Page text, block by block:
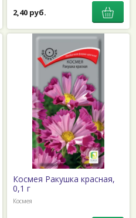
2,40 руб.
Космея Ракушка красная,
0,1 г
Космея